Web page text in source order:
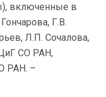
включенные в
Г.В.
Л.П. Сочалова,
СО РАН,
РАН. –